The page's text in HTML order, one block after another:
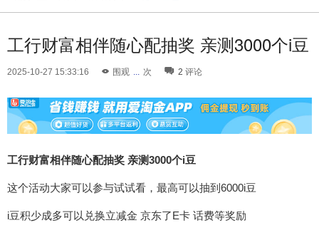
工行财富相伴随心配抽奖 亲测3000个i豆
2025-10-27 15:33:16 围观 ... 次 2 评论
工行财富相伴随心配抽奖 亲测3000个i豆
这个活动大家可以参与试试看，最高可以抽到6000i豆
i豆积少成多可以兑换立减金 京东了E卡 话费等奖励